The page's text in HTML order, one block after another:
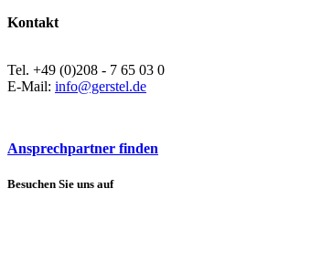
Kontakt
Tel. +49 (0)208 - 7 65 03 0
E-Mail: info@gerstel.de
Ansprechpartner finden
Besuchen Sie uns auf